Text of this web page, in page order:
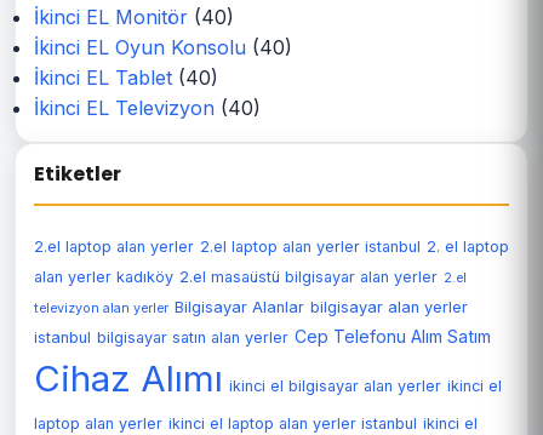
İkinci EL Monitör (40)
İkinci EL Oyun Konsolu (40)
İkinci EL Tablet (40)
İkinci EL Televizyon (40)
Etiketler
2.el laptop alan yerler 2.el laptop alan yerler istanbul 2. el laptop
alan yerler kadıköy 2.el masaüstü bilgisayar alan yerler 2.el
televizyon alan yerler Bilgisayar Alanlar bilgisayar alan yerler
istanbul bilgisayar satın alan yerler Cep Telefonu Alım Satım
Cihaz Alımı ikinci el bilgisayar alan yerler ikinci el
laptop alan yerler ikinci el laptop alan yerler istanbul ikinci el